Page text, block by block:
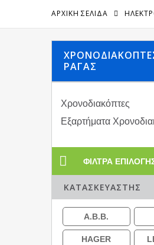
ΑΡΧΙΚΉ ΣΕΛΊΔΑ
ΡΆΓΑΣ
Χρονοδιακόπτες
Εξαρτήματα
ΦΊΛΤΡΑ
ΚΑΤΑΣΚΕΥΑΣΤΉΣ
A.B.B.
HAGER